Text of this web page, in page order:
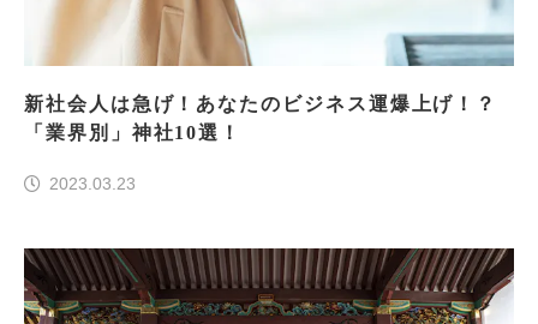
新社会人は急げ！あなたのビジネス運爆上げ！？
「業界別」神社10選！
2023.03.23